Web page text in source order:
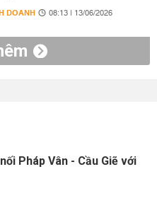
DOANH 08:13 | 13/06/2026
Pháp Vân - Cầu Giẽ với